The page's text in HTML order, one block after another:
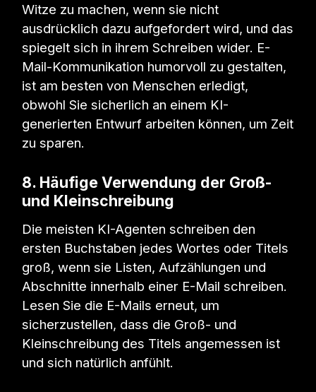
Witze zu machen, wenn sie nicht
ausdrücklich dazu aufgefordert wird, und das
spiegelt sich in ihrem Schreiben wider. E-
Mail-Kommunikation humorvoll zu gestalten,
ist am besten von Menschen erledigt,
obwohl Sie sicherlich an einem KI-
generierten Entwurf arbeiten können, um Zeit
zu sparen.
8. Häufige Verwendung der Groß-
und Kleinschreibung
Die meisten KI-Agenten schreiben den
ersten Buchstaben jedes Wortes oder Titels
groß, wenn sie Listen, Aufzählungen und
Abschnitte innerhalb einer E-Mail schreiben.
Lesen Sie die E-Mails erneut, um
sicherzustellen, dass die Groß- und
Kleinschreibung des Titels angemessen ist
und sich natürlich anfühlt.